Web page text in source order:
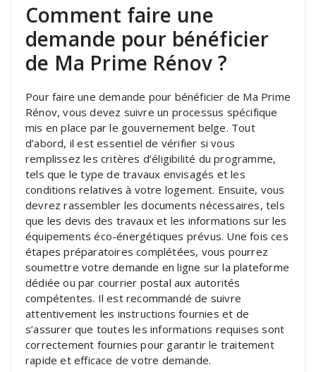
Comment faire une
demande pour bénéficier
de Ma Prime Rénov ?
Pour faire une demande pour bénéficier de Ma Prime
Rénov, vous devez suivre un processus spécifique
mis en place par le gouvernement belge. Tout
d’abord, il est essentiel de vérifier si vous
remplissez les critères d’éligibilité du programme,
tels que le type de travaux envisagés et les
conditions relatives à votre logement. Ensuite, vous
devrez rassembler les documents nécessaires, tels
que les devis des travaux et les informations sur les
équipements éco-énergétiques prévus. Une fois ces
étapes préparatoires complétées, vous pourrez
soumettre votre demande en ligne sur la plateforme
dédiée ou par courrier postal aux autorités
compétentes. Il est recommandé de suivre
attentivement les instructions fournies et de
s’assurer que toutes les informations requises sont
correctement fournies pour garantir le traitement
rapide et efficace de votre demande.